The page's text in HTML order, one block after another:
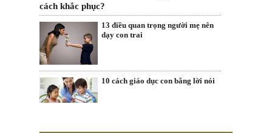
cách khắc phục?
13 điều quan trọng người mẹ nên
dạy con trai
10 cách giáo dục con bằng lời nói